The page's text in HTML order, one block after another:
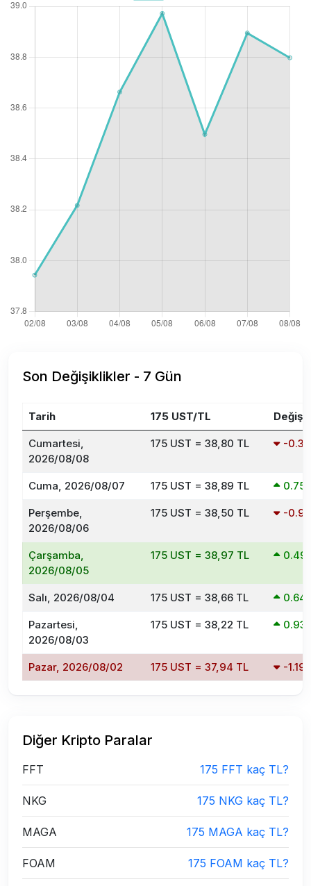
Son Değişiklikler - 7 Gün
Tarih 175 UST/TL
Cumartesi,
2026/08/08
175 UST = 38,80 TL -
Cuma, 2026/08/07 175 UST = 38,89 TL
Perşembe,
2026/08/06
175 UST = 38,50 TL -
Çarşamba,
2026/08/05
175 UST = 38,97 TL
Salı, 2026/08/04 175 UST = 38,66 TL
Pazartesi,
2026/08/03
175 UST = 38,22 TL
Pazar, 2026/08/02 175 UST = 37,94 TL -
Diğer Kripto Paralar
FFT 175 FFT kaç TL?
NKG 175 NKG kaç TL?
MAGA 175 MAGA kaç TL?
FOAM 175 FOAM kaç TL?